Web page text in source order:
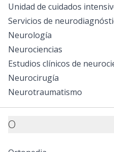
Unidad de cuidados
Servicios de
Neurología
Neurociencias
Estudios clínicos de
Neurocirugía
Neurotraumatismo
O